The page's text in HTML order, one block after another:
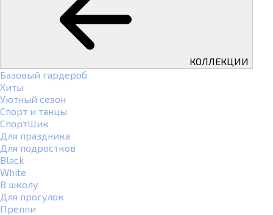
КОЛЛЕКЦИИ
Базовый гардероб
Хиты
Уютный сезон
Спорт и танцы
СпортШик
Для праздника
Для подростков
Black
White
В школу
Для прогулок
Преппи